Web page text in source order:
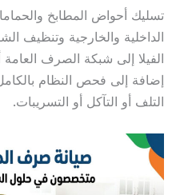
تسليك أحواض المطابخ
الداخلية والخارجية وتنظيف
الفيلا إلى شبكة الصرف العامة
إضافة إلى فحص النظام
التلف أو التآكل أو التسريبات.